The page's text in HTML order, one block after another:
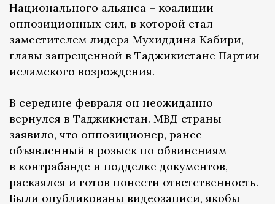
Национального альянса – коалиции
оппозиционных сил, в которой стал
заместителем лидера Мухиддина Кабири,
главы запрещенной в Таджикистане Партии
исламского возрождения.
В середине февраля он неожиданно
вернулся в Таджикистан. МВД страны
заявило, что оппозиционер, ранее
объявленный в розыск по обвинениям
в контрабанде и подделке документов,
раскаялся и готов понести ответственность.
Были опубликованы видеозаписи, якобы